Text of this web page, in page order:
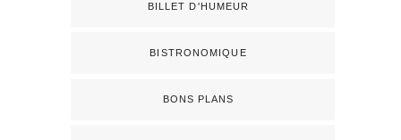
BILLET D'HUMEUR
BISTRONOMIQUE
BONS PLANS